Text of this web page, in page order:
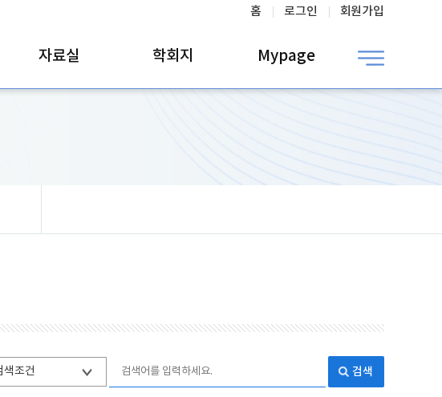
홈 로그인 회원가입
자료실 학회지 Mypage
검색